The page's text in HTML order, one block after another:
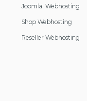
Joomla! Webhosting
Shop Webhosting
Reseller Webhosting